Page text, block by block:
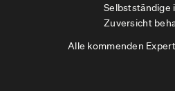
Selbstständige
Zuversicht
Alle kommenden